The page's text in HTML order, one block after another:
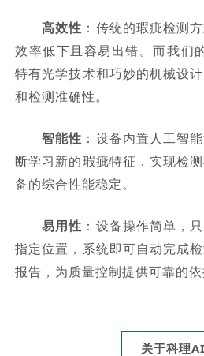
高效性 ：传统的瑕疵检测
效率低下且容易出错。而我们
特有光学技术和巧妙的机械设
和检测准确性。
智能性 ：设备内置人工智
断学习新的瑕疵特征，实现检
备的综合性能稳定。
易用性 ：设备操作简单，
指定位置，系统即可自动完成
报告，为质量控制提供可靠的依
关于科理AI